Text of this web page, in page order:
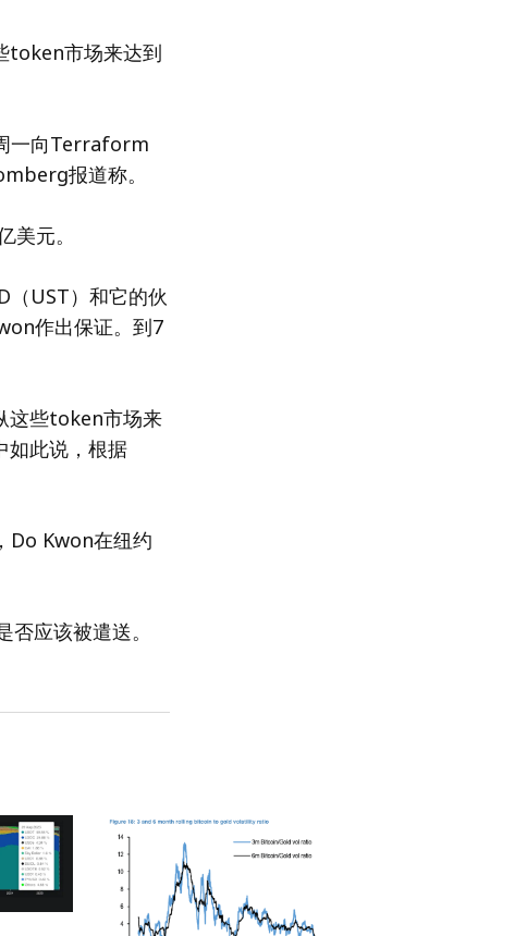
token市场来达到
一向Terraform
报道称。
元。
UST）和它的伙
作出保证。到7
这些token市场来
如此说，根据
Do Kwon在纽约
应该被遣送。